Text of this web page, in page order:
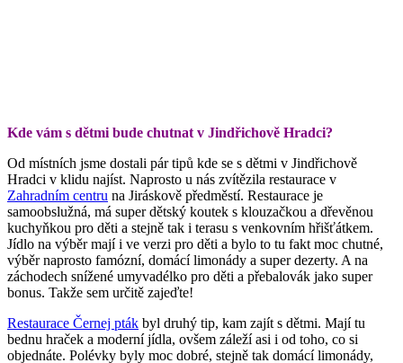
Kde vám s dětmi bude chutnat v Jindřichově Hradci?
Od místních jsme dostali pár tipů kde se s dětmi v Jindřichově
Hradci v klidu najíst. Naprosto u nás zvítězila restaurace v
Zahradním centru na Jiráskově předměstí. Restaurace je
samoobslužná, má super dětský koutek s klouzačkou a dřevěnou
kuchyňkou pro děti a stejně tak i terasu s venkovním hřišťátkem.
Jídlo na výběr mají i ve verzi pro děti a bylo to tu fakt moc chutné,
výběr naprosto famózní, domácí limonády a super dezerty. A na
záchodech snížené umyvadélko pro děti a přebalovák jako super
bonus. Takže sem určitě zajeďte!
Restaurace Černej pták byl druhý tip, kam zajít s dětmi. Mají tu
bednu hraček a moderní jídla, ovšem záleží asi i od toho, co si
objednáte. Polévky byly moc dobré, stejně tak domácí limonády,